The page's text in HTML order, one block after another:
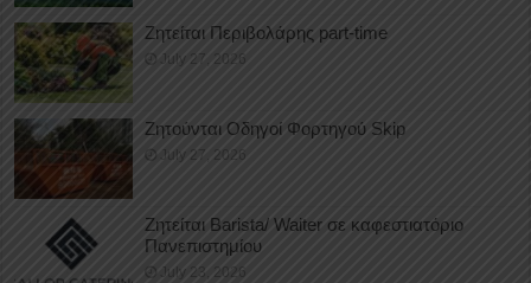
Ζητείται Περιβολάρης part-time
July 27, 2026
Ζητούνται Οδηγοί Φορτηγού Skip
July 27, 2026
Ζητείται Barista/ Waiter σε καφεστιατόριο
Πανεπιστημίου
July 23, 2026